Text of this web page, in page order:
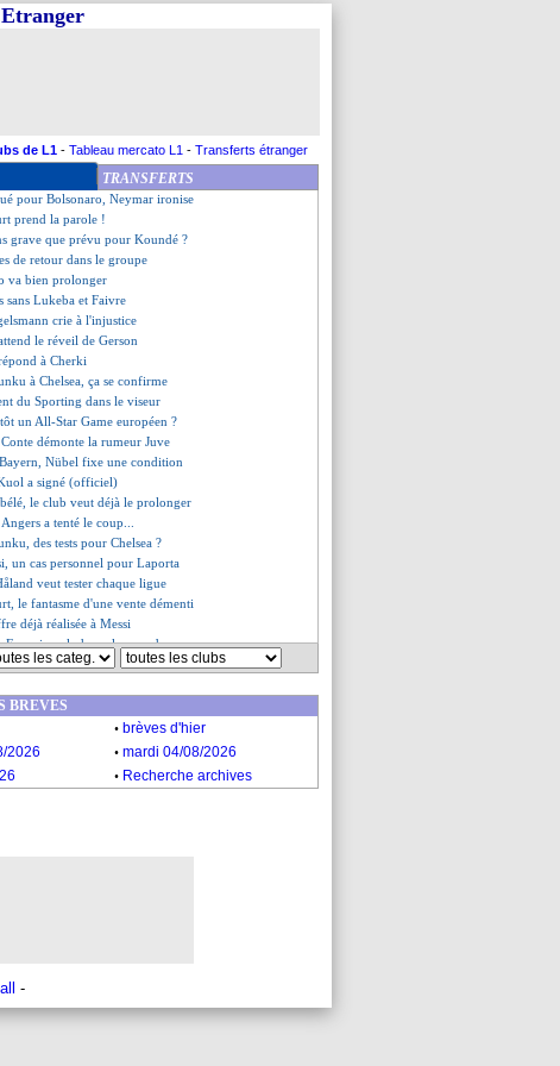
de L1 - Tableau mercato L1 - Transferts étranger
TRANSFERTS
United n'oublie pas De Jong
va également se retirer
a prolongé (officiel)
pour Bolsonaro, Neymar ironise
prend la parole !
grave que prévu pour Koundé ?
de retour dans le groupe
va bien prolonger
sans Lukeba et Faivre
crie à l'injustice
le réveil de Gerson
à Cherki
à Chelsea, ça se confirme
du Sporting dans le viseur
un All-Star Game européen ?
Conte démonte la rumeur Juve
Nübel fixe une condition
a signé (officiel)
le club veut déjà le prolonger
a tenté le coup...
des tests pour Chelsea ?
un cas personnel pour Laporta
veut tester chaque ligue
le fantasme d'une vente démenti
déjà réalisée à Messi
Fournier, clash sur le ramadan
reportée, mais...
du jeu. 29 septembre 2022
du mer. 28 septembre 2022
BREVES
. brèves d'hier
2026 . mardi 04/08/2026
. Recherche archives
-